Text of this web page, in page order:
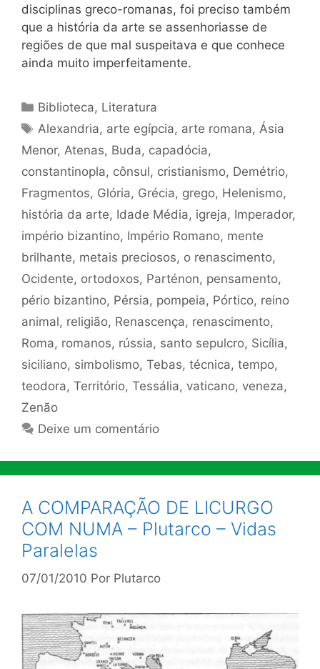
disciplinas greco-romanas, foi preciso também
que a história da arte se assenhoriasse de
regiões de que mal suspeitava e que conhece
ainda muito imperfeitamente.
Categorias
Biblioteca, Literatura
Tags
Alexandria, arte egípcia, arte romana,Ásia
Menor, Atenas, Buda, capadócia,
constantinopla, cônsul, cristianismo, Demétrio,
Fragmentos, Glória, Grécia, grego, Helenismo,
história da arte, Idade Média, igreja, Imperador,
império bizantino, Império Romano, mente
brilhante, metais preciosos, o renascimento,
Ocidente, ortodoxos, Parténon, pensamento,
pério bizantino, Pérsia, pompeia, Pórtico, reino
animal, religião, Renascença, renascimento,
Roma, romanos, rússia, santo sepulcro, Sicília,
siciliano, simbolismo, Tebas, técnica, tempo,
teodora, Território, Tessália, vaticano, veneza,
Zenão
Deixe um comentário
A COMPARAÇÃO DE LICURGO
COM NUMA – Plutarco – Vidas
Paralelas
07/01/2010 Por Plutarco